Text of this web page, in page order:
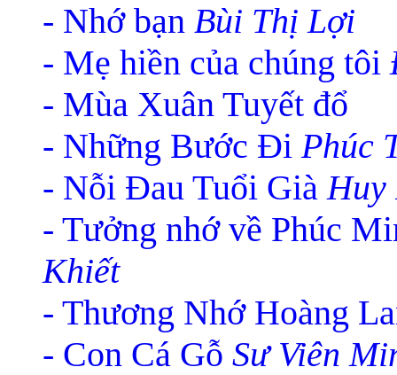
- Nhớ bạn Bùi Thị Lợi
- Mẹ hiền của chúng tôi
- Mùa Xuân Tuyết đổ
- Những Bước ĐiPhúc
- Nỗi Đau Tuổi GiàHuy
- Tưởng nhớ về Phúc
Khiết
- Thương Nhớ Hoàng
- Con Cá Gỗ Sư Viên